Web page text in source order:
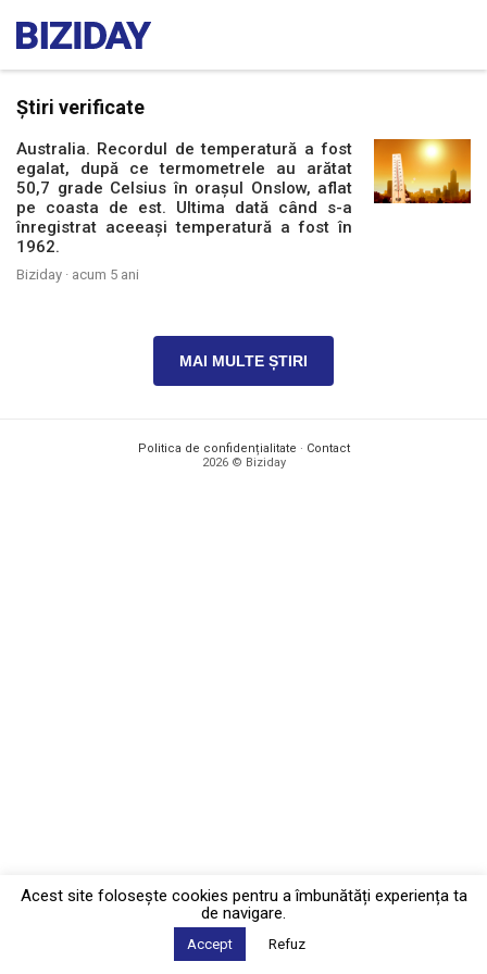
Știri verificate
Australia. Recordul de temperatură a fost
egalat, după ce termometrele au arătat
50,7 grade Celsius în orașul Onslow, aflat
pe coasta de est. Ultima dată când s-a
înregistrat aceeași temperatură a fost în
1962.
Biziday · acum 5 ani
MAI MULTE ȘTIRI
Politica de confidențialitate · Contact
2026 © Biziday
Acest site foloseşte cookies pentru a îmbunătăți experiența ta
de navigare.
Accept Refuz